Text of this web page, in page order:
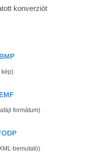
konverziót
kép)
formátum)
bemutató)